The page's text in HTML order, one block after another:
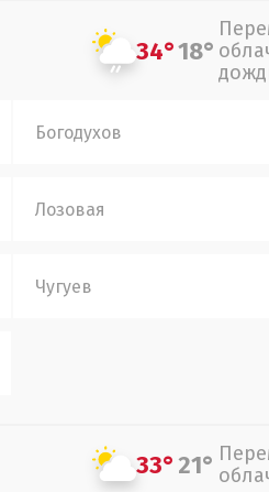
34°18°
Богодухов
Лозовая
Чугуев
33°21°